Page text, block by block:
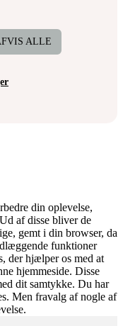
ALLE
din oplevelse,
af disse bliver de
gemt i din browser, da
funktioner
der hjælper os med at
hjemmeside. Disse
dit samtykke. Du har
Men fravalg af nogle af